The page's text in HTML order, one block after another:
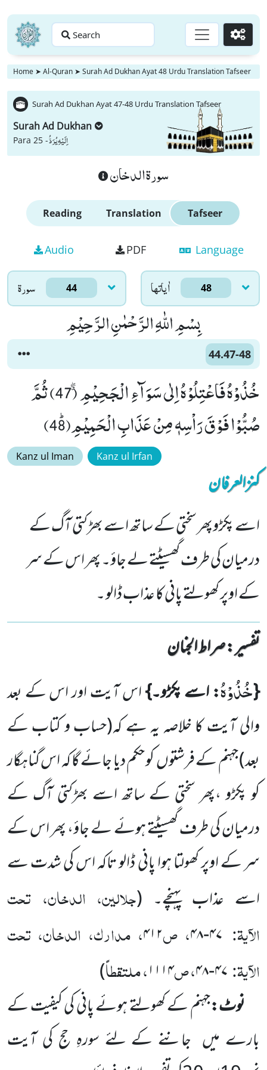
Search Go
Home ➤ Al-Quran ➤ Surah Ad Dukhan Ayat 48 Urdu Translation Tafseer
Surah Ad Dukhan Ayat 47-48 Urdu Translation Tafseer
Surah Ad Dukhan
Para 25 -اِلَیْهِ یُرَدُّ
سورة الدخان
Reading Translation Tafseer
Audio PDF Language
سورۃ 44 اٰياتها 48
بِسْمِ اللّٰهِ الرَّحْمٰنِ الرَّحِیْمِ
44.47-48
خُذُوْهُ فَاعْتِلُوْهُ اِلٰى سَوَآءِ الْجَحِیْمِۗۖ (47) ثُمَّ
صُبُّوْا فَوْقَ رَاْسِهٖ مِنْ عَذَابِ الْحَمِیْمِﭤ(48)
Kanz ul Iman Kanz ul Irfan
کنزالعرفان
اسے پکڑوپھر سختی کے ساتھ اسے بھڑکتی آگ کے
درمیان کی طرف گھسیٹتے لے جاؤ۔ پھر اس کے سر
کے اوپر کھولتے پانی کا عذاب ڈالو ۔
تفسیر : ‎صراط الجنان
{خُذُوْهُ: اسے پکڑو۔}اس آیت اور اس کے بعد
والی آیت کا خلاصہ یہ ہے کہ(حساب و کتاب کے
بعد)جہنم کے فرشتوں کو حکم دیا جائے گا کہ اس گناہگار
کو پکڑو ،پھر سختی کے ساتھ اسے بھڑکتی آگ کے
درمیان کی طرف گھسیٹتے ہوئے لے جاؤ، پھر اس کے
سر کے اوپر کھولتا ہوا پانی ڈالو تاکہ اس کی شدت سے
اسے عذاب پہنچے۔ (جلالین، الدخان، تحت
الآیۃ: ۴۷-۴۸ ، ص۴۱۲، مدارک، الدخان، تحت
الآیۃ:۴۷-۴۸ ، ص۱۱۱۴، ملتقطاً)
نوٹ:جہنم کے کھولتے ہوئے پانی کی کیفیت کے
بارے میں جاننے کے لئے سورہِ حج کی آیت